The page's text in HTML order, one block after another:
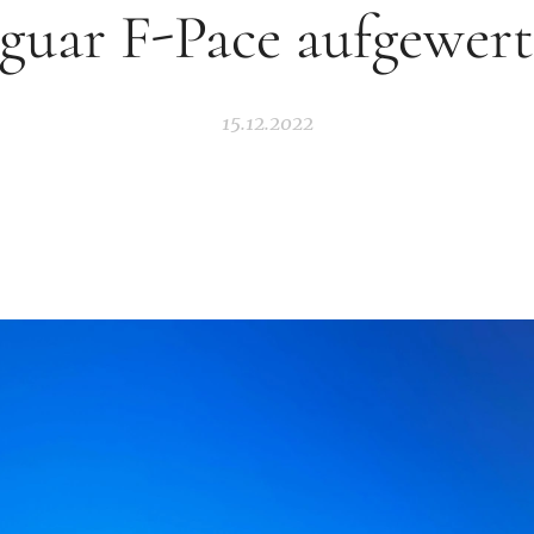
F-Pace
15.12.2022